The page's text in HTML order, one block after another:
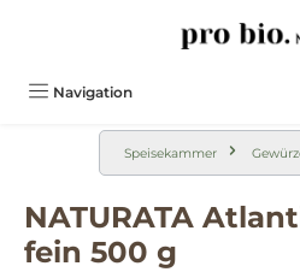
Navigation
Speisekammer
NATURATA
fein 500 g